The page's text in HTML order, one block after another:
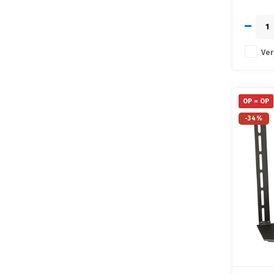
OP = OP
-34%